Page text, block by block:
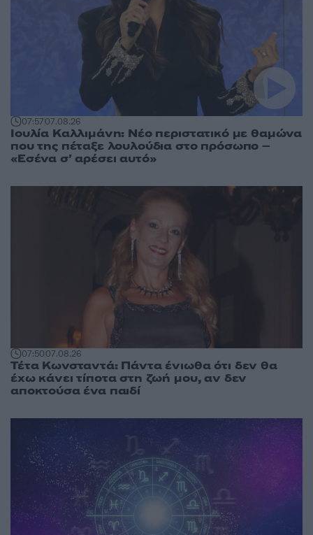
07:5707.08.26
Ιουλία Καλλιμάνη: Νέο περιστατικό με θαμώνα
που της πέταξε λουλούδια στο πρόσωπο –
«Εσένα σ’ αρέσει αυτό»
07:5007.08.26
Τέτα Κωνσταντά: Πάντα ένιωθα ότι δεν θα
έχω κάνει τίποτα στη ζωή μου, αν δεν
αποκτούσα ένα παιδί